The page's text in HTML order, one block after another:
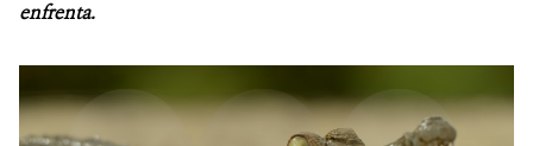
MECANISMO DE ATENCIÓN DE QUEJAS Y RECLAMOS
enfrenta.